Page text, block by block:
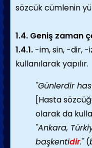
sözcük cümlenin
1.4. Geniş zaman
1.4.1. -im, sin, -dir, -
kullanılarak yapılır.
"Günlerdir
[Hasta
olarak da
"Ankara,
başkentidir."(